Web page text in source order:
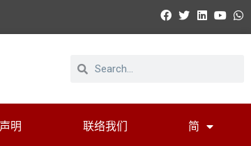
明 联络我们 简